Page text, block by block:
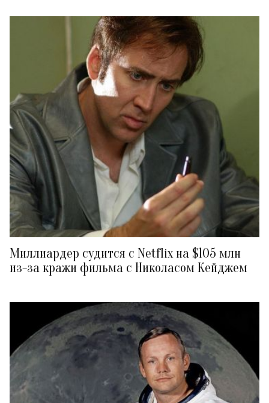
Миллиардер судится с Netflix на $105 млн
из-за кражи фильма с Николасом Кейджем